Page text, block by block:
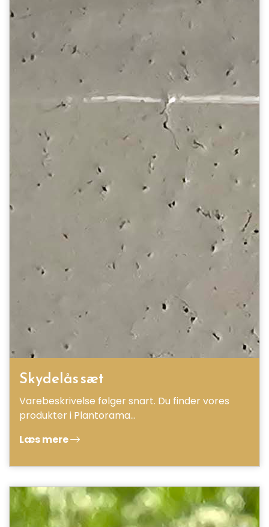
Skydelås sæt
Varebeskrivelse følger snart. Du finder vores
produkter i Plantorama…
Læs mere